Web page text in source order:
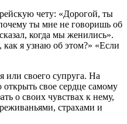
чету: «Дорогой, ты
ты мне не говоришь об
когда мы женились».
я узнаю об этом?» «Если
или своего супруга. На
свое сердце самому
о своих чувствах к нему,
страхами и